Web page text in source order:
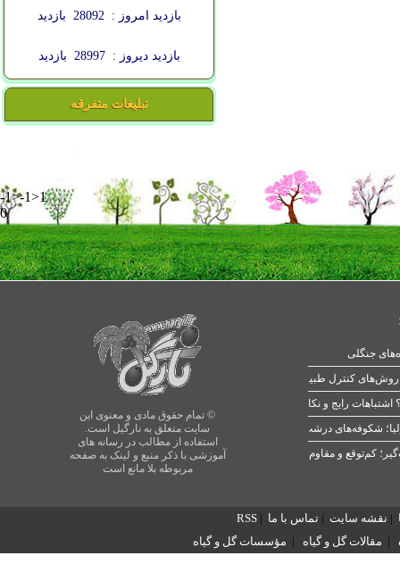
بازدید امروز : 28092 بازدید
بازدید دیروز : 28997 بازدید
تبلیغات متفرقه
-1>-1>1
0
© تمام حقوق مادی و معنوی این
سایت متعلق به نارگیل است.
استفاده از مطالب در رسانه های
آموزشی با ذکر منبع و لینک به صفحه
مربوطه بلا مانع است
جنگلی
رایج و نکات طلایی
شکوفه‌های درشت در بهار
| نقشه سایت | تماس با ما |
RSS
| مقالات گل و گیاه | مؤسسات گل و گیاه